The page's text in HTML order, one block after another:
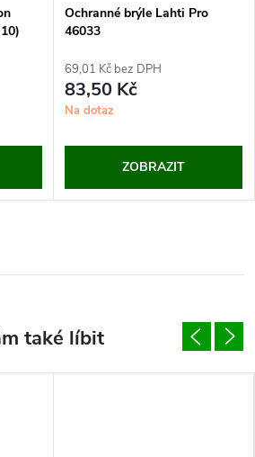
Ochranné brýle Lahti Pro
46033
69,01 Kč bez DPH
83,50 Kč
Na dotaz
ZOBRAZIT